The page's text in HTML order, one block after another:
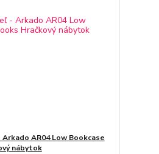
AR04 Low Bookcase
nábytok